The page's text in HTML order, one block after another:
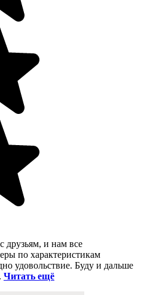
друзьям, и нам все
по характеристикам
удовольствие. Буду и дальше
Читать ещё